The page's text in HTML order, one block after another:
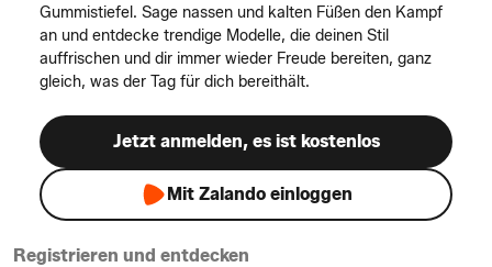
Gummistiefel. Sage nassen und kalten Füßen den Kampf
an und entdecke trendige Modelle, die deinen Stil
auffrischen und dir immer wieder Freude bereiten, ganz
gleich, was der Tag für dich bereithält.
Jetzt anmelden, es ist kostenlos
Mit Zalando einloggen
Registrieren und entdecken